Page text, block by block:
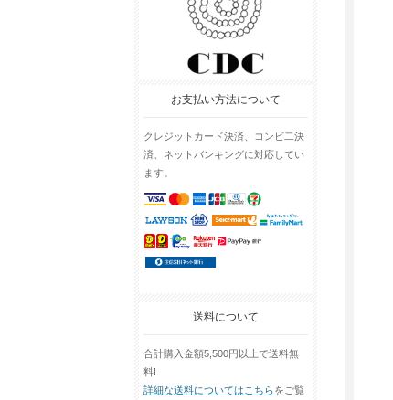
お支払い方法について
クレジットカード決済、コンビ二決
済、ネットバンキングに対応してい
ます。
送料について
合計購入金額5,500円以上で送料無
料!
詳細な送料についてはこちらをご覧